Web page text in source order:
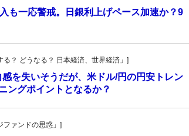
も一応警戒。日銀利上げペース加速か？9
？ どうなる？ 日本経済、世界経済」]
を失いそうだが、米ドル/円の円安トレン
ングポイントとなるか？
ァンドの思惑」]